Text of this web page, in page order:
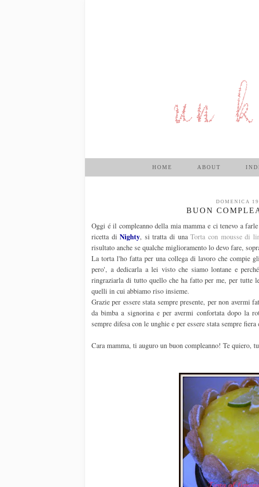
HOME ABOUT
DOMENICA
BUON
Oggi é il compleanno della mia mamma e ci tenevo a
ricetta diNighty, si tratta di unaTorta con mousse di
risultato anche se qualche miglioramento lo devo fare,
La torta l'ho fatta per una collega di lavoro che compie
pero', a dedicarla a lei visto che siamo lontane e
ringraziarla di tutto quello che ha fatto per me, per
quelli in cui abbiamo riso insieme.
Grazie per essere stata sempre presente, per non avermi
da bimba a signorina e per avermi confortata dopo la
sempre difesa con le unghie e per essere stata sempre fiera
Cara mamma, ti auguro un buon compleanno! Te quiero,